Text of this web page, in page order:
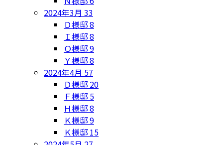
2024年3月 33
Ｄ様邸8
Ｉ様邸8
Ｏ様邸9
Ｙ様邸8
2024年4月 57
Ｄ様邸 20
Ｆ様邸 5
Ｈ様邸8
Ｋ様邸9
Ｋ様邸 15